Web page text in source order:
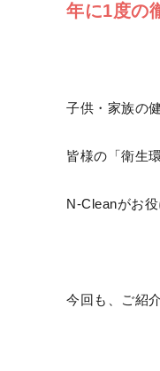
年に1度の
子供・家族の
皆様の「衛生
N-Cleanがお
今回も、ご紹